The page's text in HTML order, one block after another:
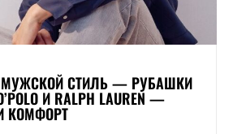
МУЖСКОЙ СТИЛЬ — РУБАШКИ
И RALPH LAUREN —
КОМФОРТ